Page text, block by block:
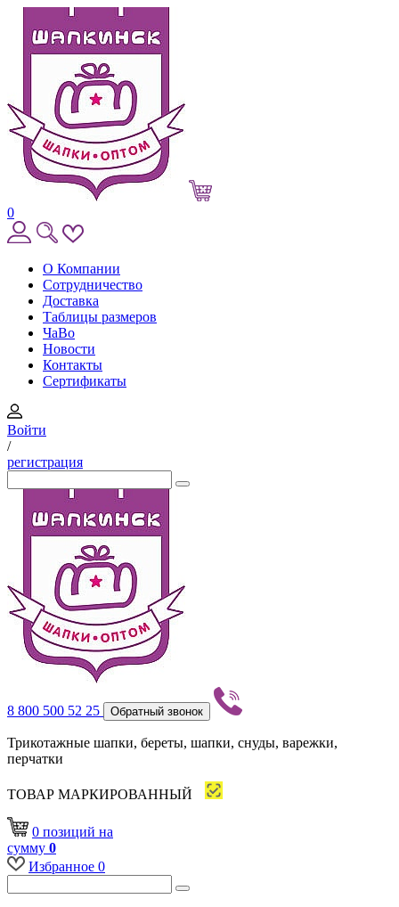
0
О Компании
Сотрудничество
Доставка
Таблицы размеров
ЧаВо
Новости
Контакты
Сертификаты
Войти
/
регистрация
8 800 500 52 25 Обратный звонок
Трикотажные шапки, береты, шапки, снуды, варежки,
перчатки
ТОВАР МАРКИРОВАННЫЙ
0 позиций на
сумму 0
Избранное 0